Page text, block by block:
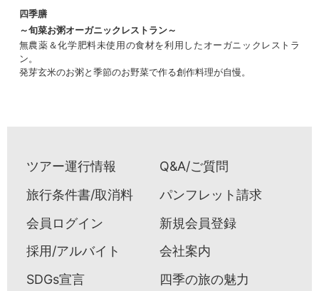
四季膳
～旬菜お粥オーガニックレストラン～
無農薬＆化学肥料未使用の食材を利用したオーガニックレストラ
ン。
発芽玄米のお粥と季節のお野菜で作る創作料理が自慢。
ツアー運行情報
Q&A/ご質問
旅行条件書/取消料
パンフレット請求
会員ログイン
新規会員登録
採用/アルバイト
会社案内
SDGs宣言
四季の旅の魅力